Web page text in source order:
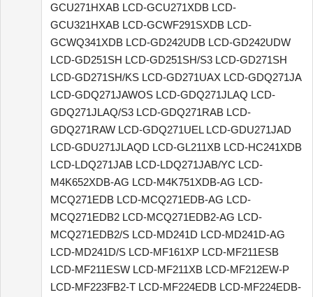
GCU271HXAB LCD-GCU271XDB LCD-
GCU321HXAB LCD-GCWF291SXDB LCD-
GCWQ341XDB LCD-GD242UDB LCD-GD242UDW
LCD-GD251SH LCD-GD251SH/S3 LCD-GD271SH
LCD-GD271SH/KS LCD-GD271UAX LCD-GDQ271JA
LCD-GDQ271JAWOS LCD-GDQ271JLAQ LCD-
GDQ271JLAQ/S3 LCD-GDQ271RAB LCD-
GDQ271RAW LCD-GDQ271UEL LCD-GDU271JAD
LCD-GDU271JLAQD LCD-GL211XB LCD-HC241XDB
LCD-LDQ271JAB LCD-LDQ271JAB/YC LCD-
M4K652XDB-AG LCD-M4K751XDB-AG LCD-
MCQ271EDB LCD-MCQ271EDB-AG LCD-
MCQ271EDB2 LCD-MCQ271EDB2-AG LCD-
MCQ271EDB2/S LCD-MD241D LCD-MD241D-AG
LCD-MD241D/S LCD-MF161XP LCD-MF211ESB
LCD-MF211ESW LCD-MF211XB LCD-MF212EW-P
LCD-MF223FB2-T LCD-MF224EDB LCD-MF224EDB-